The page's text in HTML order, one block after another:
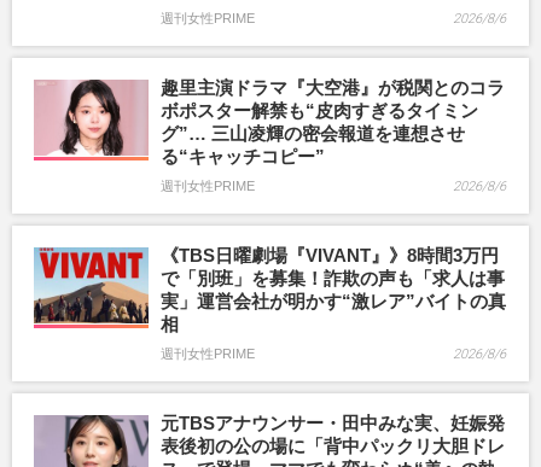
週刊女性PRIME 2026/8/6
趣里主演ドラマ『大空港』が税関とのコラ
ボポスター解禁も“皮肉すぎるタイミン
グ”… 三山凌輝の密会報道を連想させ
る“キャッチコピー”
週刊女性PRIME 2026/8/6
《TBS日曜劇場『VIVANT』》8時間3万円
で「別班」を募集！詐欺の声も「求人は事
実」運営会社が明かす“激レア”バイトの真
相
週刊女性PRIME 2026/8/6
元TBSアナウンサー・田中みな実、妊娠発
表後初の公の場に「背中パックリ大胆ドレ